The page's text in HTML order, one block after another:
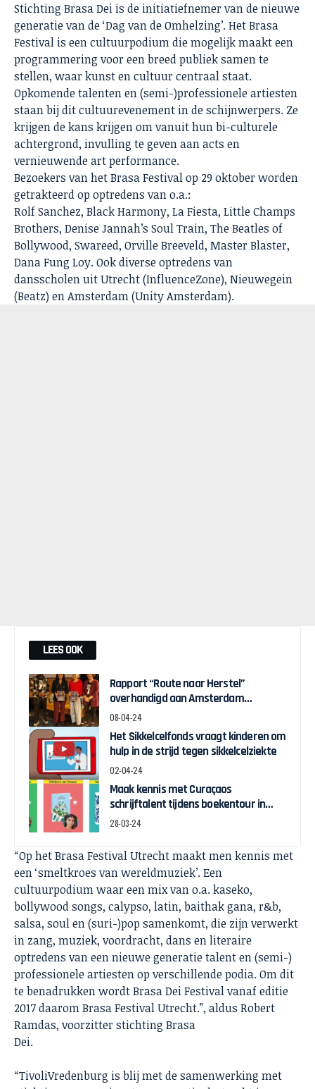
Stichting Brasa Dei is de initiatiefnemer van de nieuwe
generatie van de ‘Dag van de Omhelzing’. Het Brasa
Festival is een cultuurpodium die mogelijk maakt een
programmering voor een breed publiek samen te
stellen, waar kunst en cultuur centraal staat.
Opkomende talenten en (semi-)professionele artiesten
staan bij dit cultuurevenement in de schijnwerpers. Ze
krijgen de kans krijgen om vanuit hun bi-culturele
achtergrond, invulling te geven aan acts en
vernieuwende art performance.
Bezoekers van het Brasa Festival op 29 oktober worden
getrakteerd op optredens van o.a.:
Rolf Sanchez, Black Harmony, La Fiesta, Little Champs
Brothers, Denise Jannah’s Soul Train, The Beatles of
Bollywood, Swareed, Orville Breeveld, Master Blaster,
Dana Fung Loy. Ook diverse optredens van
dansscholen uit Utrecht (InfluenceZone), Nieuwegein
(Beatz) en Amsterdam (Unity Amsterdam).
LEES OOK
Rapport “Route naar Herstel”
overhandigd aan Amsterdam
Wethouder Touria Meliani
08-04-24
Het Sikkelcelfonds vraagt kinderen om
hulp in de strijd tegen sikkelcelziekte
02-04-24
Maak kennis met Curaçaos
schrijftalent tijdens boekentour in
april
28-03-24
“Op het Brasa Festival Utrecht maakt men kennis met
een ‘smeltkroes van wereldmuziek’. Een
cultuurpodium waar een mix van o.a. kaseko,
bollywood songs, calypso, latin, baithak gana, r&b,
salsa, soul en (suri-)pop samenkomt, die zijn verwerkt
in zang, muziek, voordracht, dans en literaire
optredens van een nieuwe generatie talent en (semi-)
professionele artiesten op verschillende podia. Om dit
te benadrukken wordt Brasa Dei Festival vanaf editie
2017 daarom Brasa Festival Utrecht.”, aldus Robert
Ramdas, voorzitter stichting Brasa
Dei.
“TivoliVredenburg is blij met de samenwerking met